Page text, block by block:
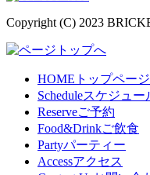
Copyright (C) 2023
HOME トップページ
Scheduleスケジュー
Reserveご予約
Food&Drinkご飲食
Partyパーティー
Accessアクセス